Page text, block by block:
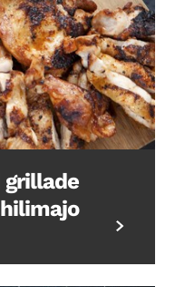
grillade